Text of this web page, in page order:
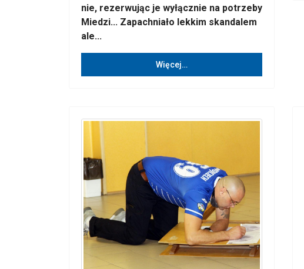
nie, rezerwując je wyłącznie na potrzeby
Miedzi... Zapachniało lekkim skandalem
ale...
Więcej…